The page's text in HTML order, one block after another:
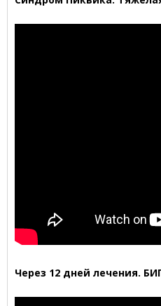
Через 12 дней лечения.